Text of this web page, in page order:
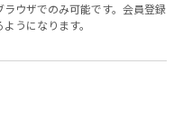
ウザでのみ可能です。会員登録
うになります。